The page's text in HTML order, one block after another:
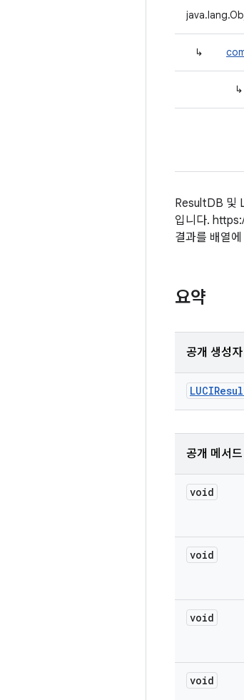
↳
↳
ResultDB 및
입니다.
결과를 배열
요약
공개 생성자
공개 메서드
void
void
void
void